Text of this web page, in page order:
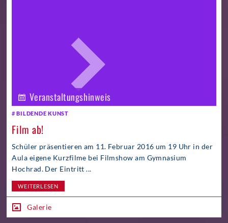
Veranstaltungshinweis
BILDENDE KUNST
Film ab!
Schüler präsentieren am 11. Februar 2016 um 19 Uhr in der
Aula eigene Kurzfilme bei Filmshow am Gymnasium
Hochrad. Der Eintritt ...
WEITERLESEN
Galerie